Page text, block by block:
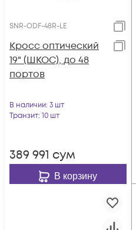
SNR-ODF-48R-LE
Кросс оптический
19" (ШКОС), до 48
портов
В наличии: 3 шт
Транзит: 10 шт
389 991 сум
В корзину